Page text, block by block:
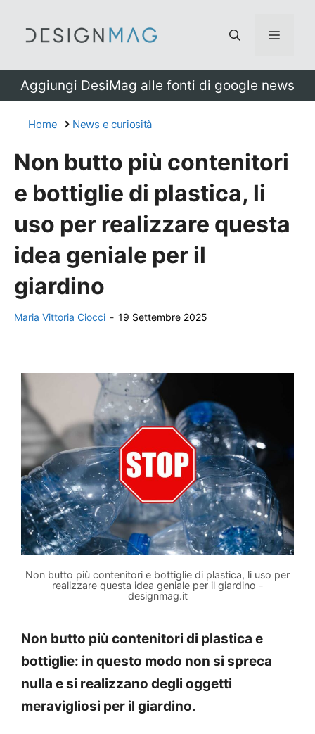
Menu
Aggiungi DesiMag alle fonti di google news
Home News e curiosità
Non butto più contenitori
e bottiglie di plastica, li
uso per realizzare questa
idea geniale per il
giardino
Maria Vittoria Ciocci - 19 Settembre 2025
Non butto più contenitori e bottiglie di plastica, li uso per
realizzare questa idea geniale per il giardino -
designmag.it
Non butto più contenitori di plastica e
bottiglie: in questo modo non si spreca
nulla e si realizzano degli oggetti
meravigliosi per il giardino.